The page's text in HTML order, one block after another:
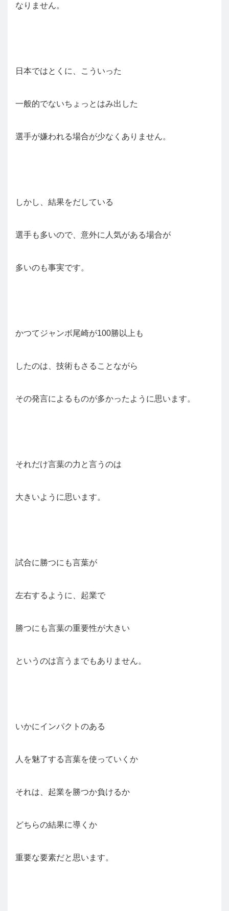
なりません。
日本ではとくに、こういった
一般的でないちょっとはみ出した
選手が嫌われる場合が少なくありません。
しかし、結果をだしている
選手も多いので、意外に人気がある場合が
多いのも事実です。
かつてジャンボ尾崎が100勝以上も
したのは、技術もさることながら
その発言によるものが多かったように思います。
それだけ言葉の力と言うのは
大きいように思います。
試合に勝つにも言葉が
左右するように、起業で
勝つにも言葉の重要性が大きい
というのは言うまでもありません。
いかにインパクトのある
人を魅了する言葉を使っていくか
それは、起業を勝つか負けるか
どちらの結果に導くか
重要な要素だと思います。